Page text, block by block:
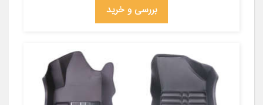
بررسی و خرید